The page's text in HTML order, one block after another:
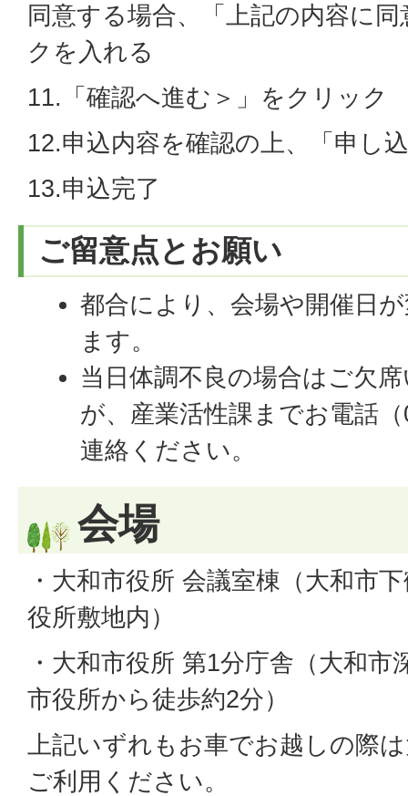
同意する場合、「上記の内容に
クを入れる
11.「確認へ進む＞」をクリック
12.申込内容を確認の上、「申し
13.申込完了
ご留意点とお願い
都合により、会場や開催日
ます。
当日体調不良の場合はご欠
が、産業活性課までお電話
連絡ください。
会場
・大和市役所 会議室棟（大和市
役所敷地内）
・大和市役所 第1分庁舎（大和
市役所から徒歩約2分）
上記いずれもお車でお越しの際
ご利用ください。